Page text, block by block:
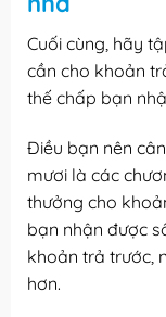
Cuối cùng, hãy
cần cho khoản
thế chấp bạn
Điều bạn nên
mươi là các
thưởng cho
bạn nhận được
khoản trả trước,
hơn.